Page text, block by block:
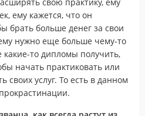
ему кажется, что он
брать больше денег за свои
нужно еще больше чему-то
то дипломы получить,
начать практиковать или
своих услуг. То есть в данном